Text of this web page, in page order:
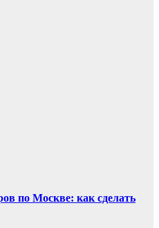
по Москве: как сделать